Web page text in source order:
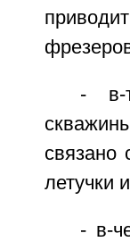
- в-
связано
летучки
- в-